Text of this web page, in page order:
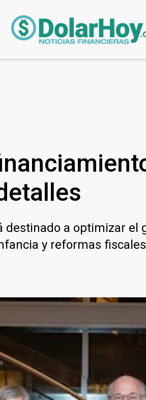
a optimizar el
y reformas